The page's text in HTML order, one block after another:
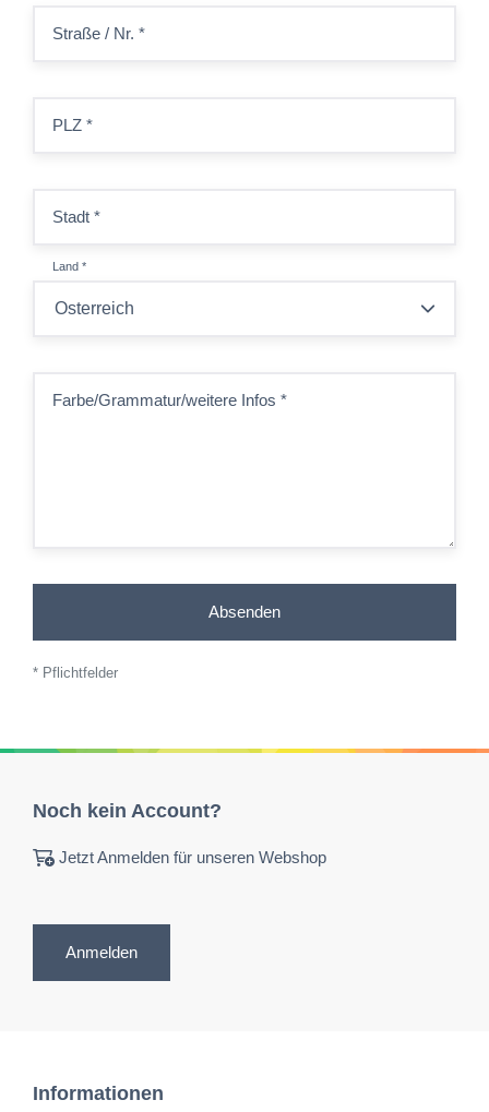
Straße / Nr. *
PLZ *
Stadt *
Land *
Farbe/Grammatur/weitere Infos *
Absenden
* Pflichtfelder
Noch kein Account?
Jetzt Anmelden für unseren Webshop
Anmelden
Informationen